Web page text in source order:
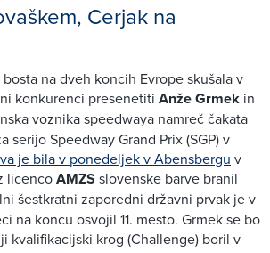
Cerjak na
na dveh koncih Evrope skušala v
konkurenci presenetiti Anže Grmek in
voznika speedwaya namreč čakata
serijo Speedway Grand Prix (SGP) v
je bila v ponedeljek v Abensbergu v
licencoAMZS slovenske barve branil
šestkratni zaporedni državni prvak je v
na koncu osvojil 11. mesto. Grmek se bo
kvalifikacijski krog (Challenge) boril v